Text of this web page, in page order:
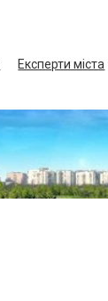
Експерти міста